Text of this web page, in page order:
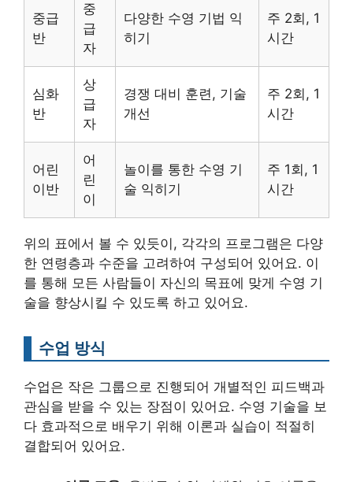
중급
반
중
급
자
다양한 수영 기법 익
히기
주 2회, 1
시간
심화
반
상
급
자
경쟁 대비 훈련, 기술
개선
주 2회, 1
시간
어린
이반
어
린
이
놀이를 통한 수영 기
술 익히기
주 1회, 1
시간
위의 표에서 볼 수 있듯이, 각각의 프로그램은 다양
한 연령층과 수준을 고려하여 구성되어 있어요. 이
를 통해 모든 사람들이 자신의 목표에 맞게 수영 기
술을 향상시킬 수 있도록 하고 있어요.
수업 방식
수업은 작은 그룹으로 진행되어 개별적인 피드백과
관심을 받을 수 있는 장점이 있어요. 수영 기술을 보
다 효과적으로 배우기 위해 이론과 실습이 적절히
결합되어 있어요.